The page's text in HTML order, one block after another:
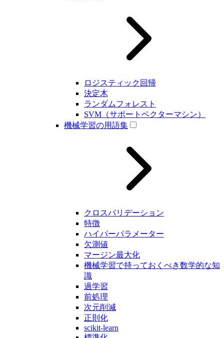
ロジスティック回帰
決定木
ランダムフォレスト
SVM（サポートベクターマシン）
機械学習の用語集
クロスバリデーション
特徴
ハイパーパラメーター
欠測値
マージン最大化
機械学習で持っておくべき数学的な知
識
過学習
前処理
次元削減
正則化
scikit-learn